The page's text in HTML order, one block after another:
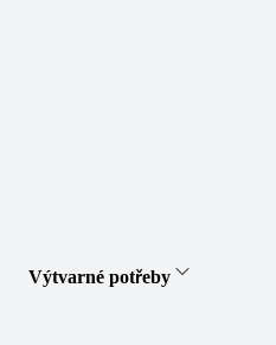
Výtvarné potřeby